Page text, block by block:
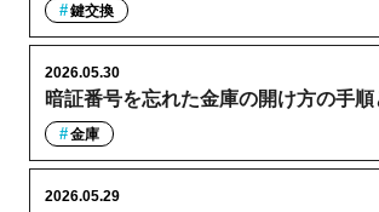
鍵交換
暗証番号を忘れた金庫の開け方の手順
2026.05.30
金庫
2026.05.29